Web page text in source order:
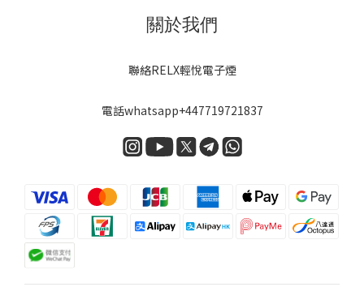
關於我們
聯絡RELX輕悅電子煙
電話whatsapp+447719721837